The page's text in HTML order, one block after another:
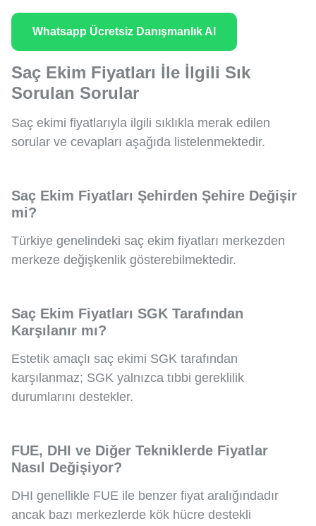
Whatsapp Ücretsiz Danışmanlık Al
Saç Ekim Fiyatları İle İlgili Sık
Sorulan Sorular
Saç ekimi fiyatlarıyla ilgili sıklıkla merak edilen
sorular ve cevapları aşağıda listelenmektedir.
Saç Ekim Fiyatları Şehirden Şehire Değişir
mi?
Türkiye genelindeki saç ekim fiyatları merkezden
merkeze değişkenlik gösterebilmektedir.
Saç Ekim Fiyatları SGK Tarafından
Karşılanır mı?
Estetik amaçlı saç ekimi SGK tarafından
karşılanmaz; SGK yalnızca tıbbi gereklilik
durumlarını destekler.
FUE, DHI ve Diğer Tekniklerde Fiyatlar
Nasıl Değişiyor?
DHI genellikle FUE ile benzer fiyat aralığındadır
ancak bazı merkezlerde kök hücre destekli